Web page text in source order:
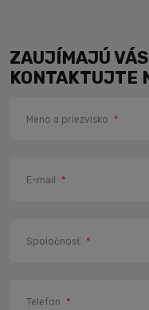
ZAUJÍMAJÚ
KONTAKTUJTE
Meno a priezvisko *
E-mail *
Spoločnosť *
Telefon *